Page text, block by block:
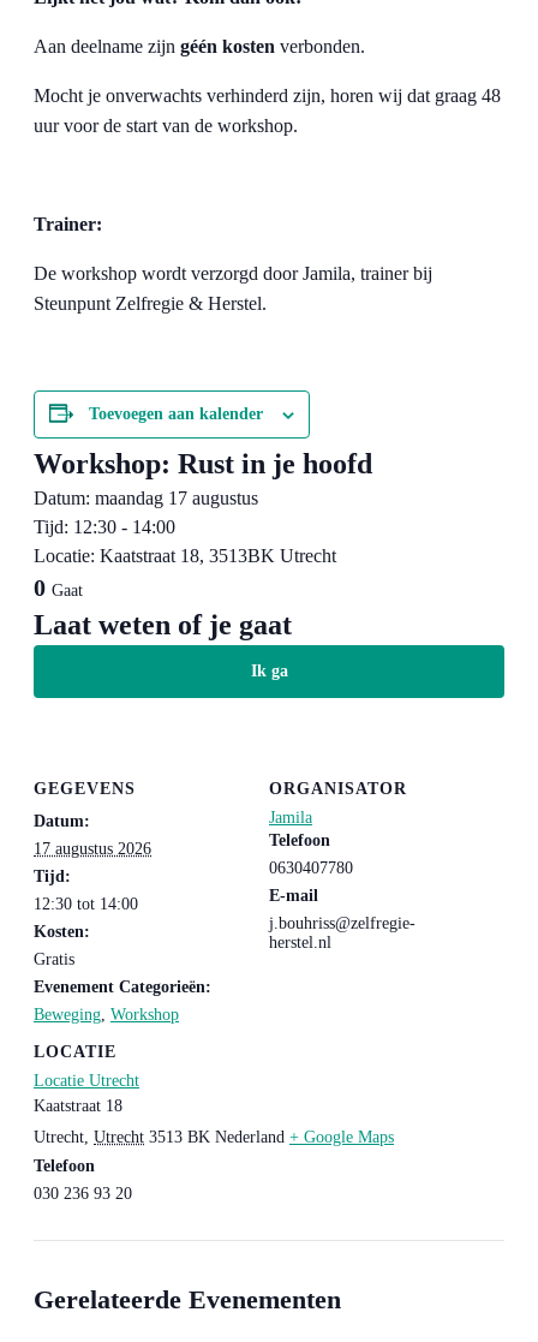
Aan deelname zijn géén kosten verbonden.
Mocht je onverwachts verhinderd zijn, horen wij dat graag 48
uur voor de start van de workshop.
Trainer:
De workshop wordt verzorgd door Jamila, trainer bij
Steunpunt Zelfregie & Herstel.
Toevoegen aan kalender
GEGEVENS
Datum:
17 augustus 2026
Tijd:
12:30 tot 14:00
Kosten:
Gratis
Evenement Categorieën:
Beweging Workshop
LOCATIE
Locatie Utrecht
Kaatstraat 18
Utrecht, Utrecht 3513 BK Nederland + Google Maps
Telefoon
030 236 93 20
ORGANISATOR
Jamila
Telefoon
0630407780
E-mail
j.bouhriss@zelfregie-
herstel.nl
Workshop: Rust in je hoofd
Datum: maandag 17 augustus
Tijd: 12:30 - 14:00
Locatie: Kaatstraat 18, 3513BK Utrecht
0 Gaat
Laat weten of je gaat
Ik ga
Gerelateerde Evenementen